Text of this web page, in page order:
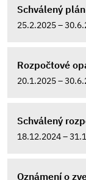
Schválený
25.2.2025 –
Rozpočtové
20.1.2025 –
Schválený
18.12.2024 –
Oznámení o